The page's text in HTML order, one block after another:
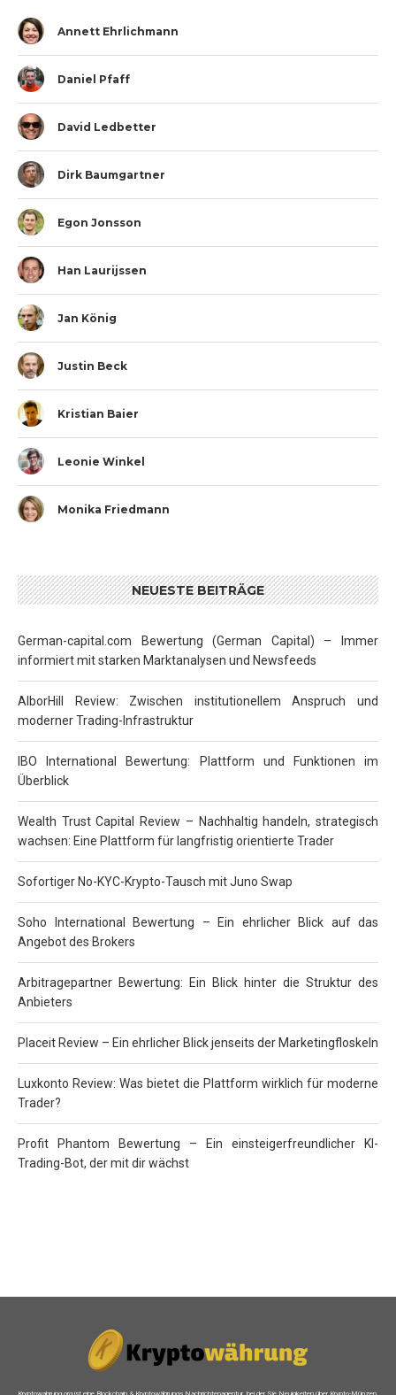
Annett Ehrlichmann
Daniel Pfaff
David Ledbetter
Dirk Baumgartner
Egon Jonsson
Han Laurijssen
Jan König
Justin Beck
Kristian Baier
Leonie Winkel
Monika Friedmann
NEUESTE BEITRÄGE
German-capital.com Bewertung (German Capital) – Immer
informiert mit starken Marktanalysen und Newsfeeds
AlborHill Review: Zwischen institutionellem Anspruch und
moderner Trading-Infrastruktur
IBO International Bewertung: Plattform und Funktionen im
Überblick
Wealth Trust Capital Review – Nachhaltig handeln, strategisch
wachsen: Eine Plattform für langfristig orientierte Trader
Sofortiger No-KYC-Krypto-Tausch mit Juno Swap
Soho International Bewertung – Ein ehrlicher Blick auf das
Angebot des Brokers
Arbitragepartner Bewertung: Ein Blick hinter die Struktur des
Anbieters
Placeit Review – Ein ehrlicher Blick jenseits der Marketingfloskeln
Luxkonto Review: Was bietet die Plattform wirklich für moderne
Trader?
Profit Phantom Bewertung – Ein einsteigerfreundlicher KI-
Trading-Bot, der mit dir wächst